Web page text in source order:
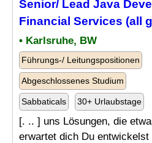
Senior/ Lead Java
Financial Services (all
• Karlsruhe, BW
Führungs-/ Leitungspositionen
Abgeschlossenes Studium
Sabbaticals 30+ Urlaubstage
[. .. ] uns Lösungen, die
erwartet dich Du entwickelst